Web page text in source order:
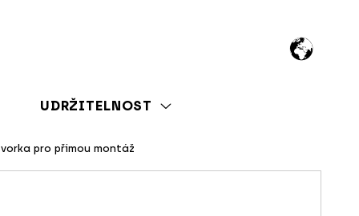
UDRŽITELNOST
pro přímou montáž